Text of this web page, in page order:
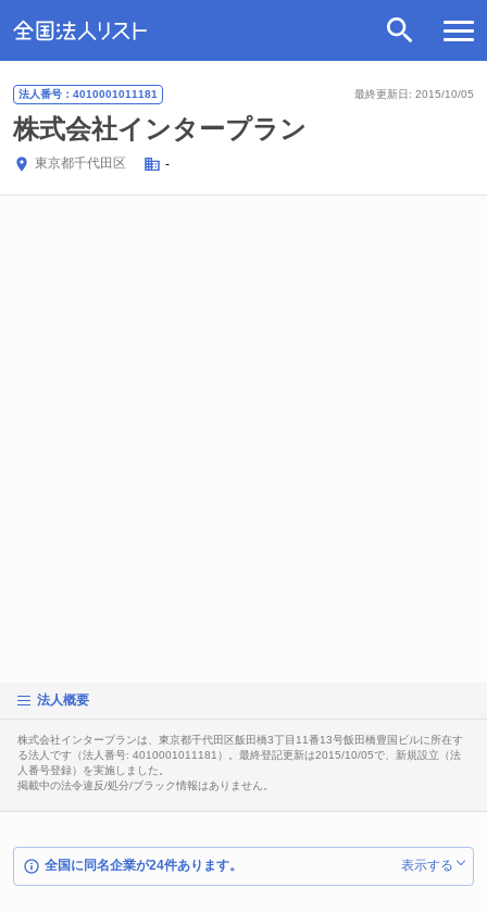
最終更新日: 2015/10/05
法人番号：4010001011181
株式会社インタープラン
東京都千代田区 -
法人概要
株式会社インタープランは、東京都千代田区飯田橋3丁目11番13号飯田橋豊国ビルに所在す
る法人です（法人番号: 4010001011181）。最終登記更新は2015/10/05で、新規設立（法
人番号登録）を実施しました。
掲載中の法令違反/処分/ブラック情報はありません。
全国に同名企業が24件あります。 表示する